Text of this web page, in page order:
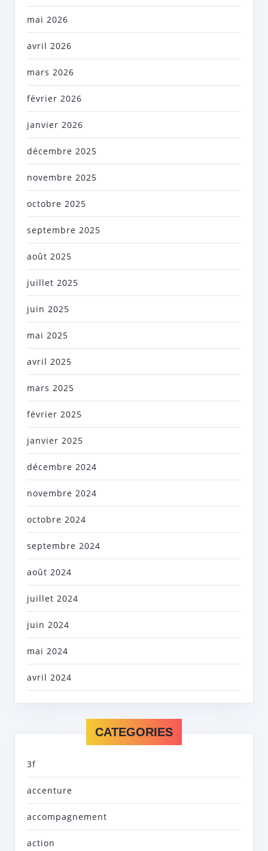
mai 2026
avril 2026
mars 2026
février 2026
janvier 2026
décembre 2025
novembre 2025
octobre 2025
septembre 2025
août 2025
juillet 2025
juin 2025
mai 2025
avril 2025
mars 2025
février 2025
janvier 2025
décembre 2024
novembre 2024
octobre 2024
septembre 2024
août 2024
juillet 2024
juin 2024
mai 2024
avril 2024
CATEGORIES
3f
accenture
accompagnement
action